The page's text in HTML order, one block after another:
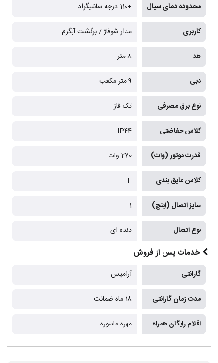
محدوده دمای سیال +110 درجه سانتیگراد
کاربری مدار شوفاژ / برگشت آبگرم
هد 8 متر
دبی 9 متر مکعب
نوع برق مصرفی تک فاز
کلاس حفاضتی IP44
قدرت موتور (وات) 270 وات
کلاس عایق بندی F
سایز اتصال (اینچ) 1
نوع اتصال دنده ای
خدمات پس از فروش
گارانتی آرامیس
مدت زمان گارانتی 18 ماه ضمانت
اقلام رایگان همراه مهره ماسوره